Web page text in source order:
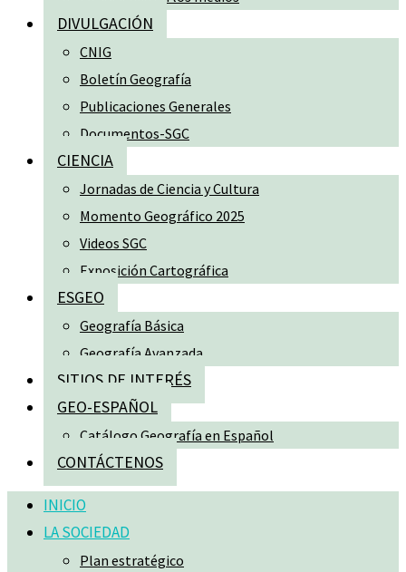
DIVULGACIÓN
CNIG
Boletín Geografía
Publicaciones Generales
Documentos-SGC
CIENCIA
Jornadas de Ciencia y Cultura
Momento Geográfico 2025
Videos SGC
Exposición Cartográfica
ESGEO
Geografía Básica
Geografía Avanzada
SITIOS DE INTERÉS
GEO-ESPAÑOL
Catálogo Geografía en Español
CONTÁCTENOS
INICIO
LA SOCIEDAD
Plan estratégico